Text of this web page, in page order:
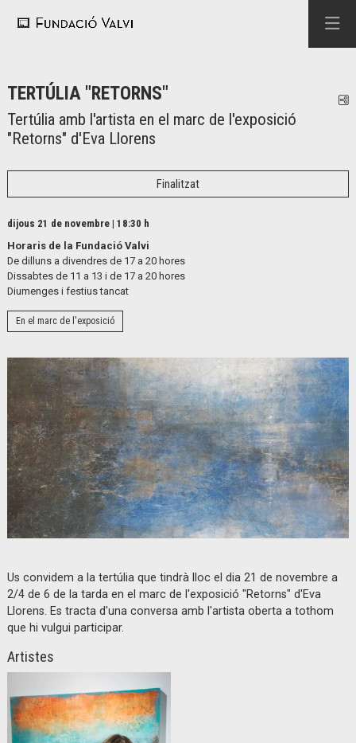
TERTÚLIA "RETORNS"
Tertúlia amb l'artista en el marc de l'exposició
"Retorns" d'Eva Llorens
Finalitzat
dijous 21 de novembre | 18:30 h
Horaris de la Fundació Valvi
De dilluns a divendres de 17 a 20 hores
Dissabtes de 11 a 13 i de 17 a 20 hores
Diumenges i festius tancat
En el marc de l'exposició
Us convidem a la tertúlia que tindrà lloc el dia 21 de novembre a
2/4 de 6 de la tarda en el marc de l'exposició "Retorns" d'Eva
Llorens. Es tracta d'una conversa amb l'artista oberta a tothom
que hi vulgui participar.
Artistes